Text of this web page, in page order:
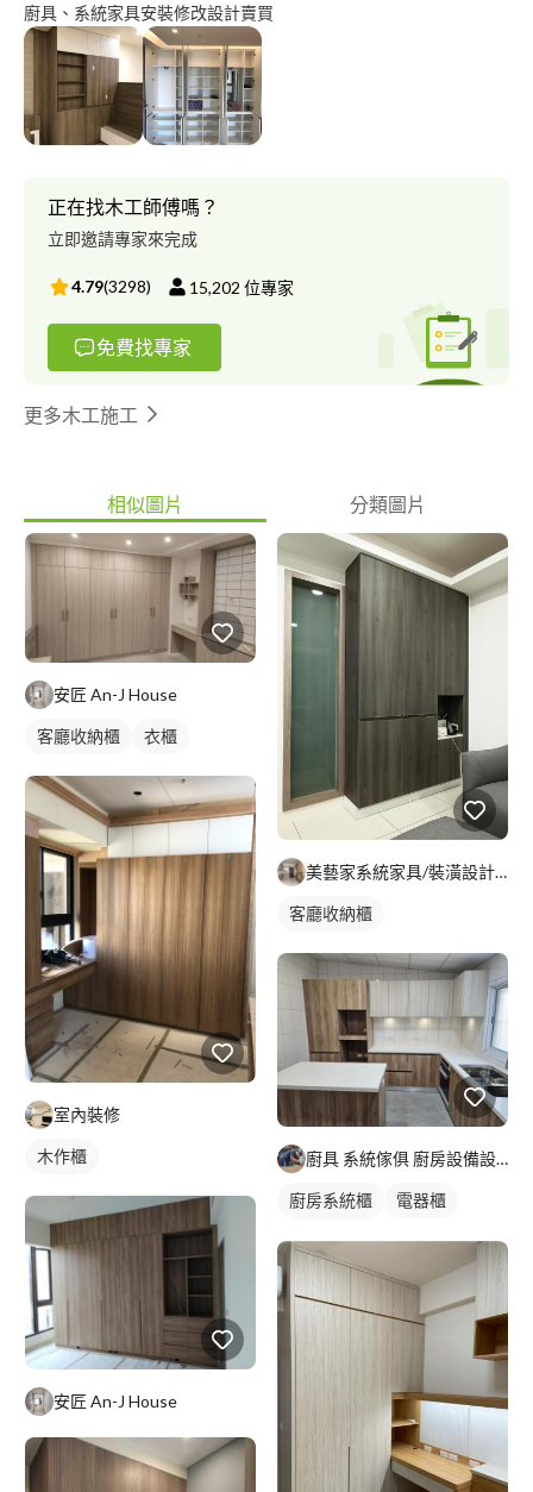
廚具、系統家具安裝修改設計賣買
正在找木工師傅嗎？
立即邀請專家來完成
4.79(3298) 15,202 位專家
免費找專家
更多木工施工
相似圖片 分類圖片
安匠 An-J House
客廳收納櫃 衣櫃
室內裝修
木作櫃
安匠 An-J House
美藝家系統家具/裝潢設計/統包服務
客廳收納櫃
廚具 系統傢俱 廚房設備設計安裝
廚房系統櫃
電器櫃